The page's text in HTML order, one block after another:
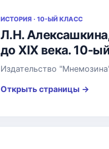
ИСТОРИЯ · 10-ЫЙ КЛАСС
Л.Н.
до XIX века. 10-
Издательство
Открыть страницы →